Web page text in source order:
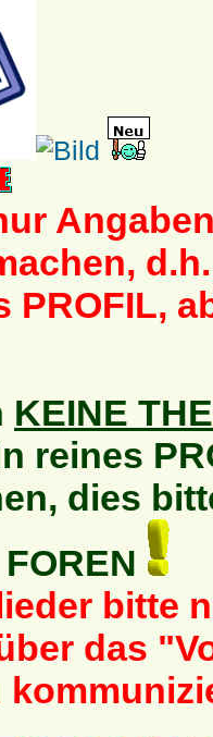
PROFIL,
KEINE
reines
dies
bitte
das